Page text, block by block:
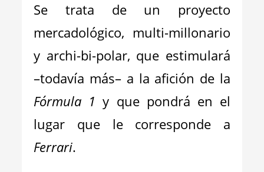
Se trata de un proyecto
mercadológico, multi-millonario
y archi-bi-polar, que estimulará
–todavía más– a la afición de la
Fórmula 1 y que pondrá en el
lugar que le corresponde a
Ferrari.